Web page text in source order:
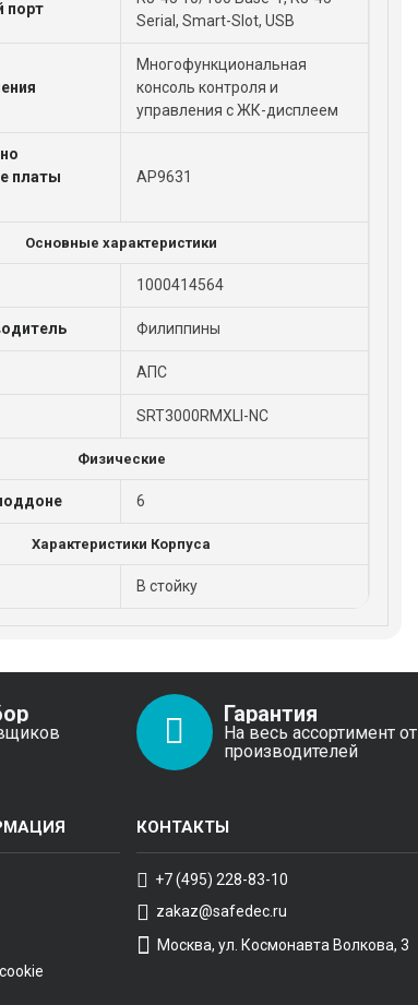
порт
Serial, Smart-Slot, USB
Многофункциональная
консоль контроля и
управления с ЖК-дисплеем
платы
AP9631
Основные характеристики
1000414564
Филиппины
АПС
SRT3000RMXLI-NC
Физические
6
Характеристики Корпуса
В стойку
Гарантия
На весь ассортимент от
производителей
КОНТАКТЫ
+7 (495) 228-83-10
zakaz@safedec.ru
Москва, ул. Космонавта Волкова, 3